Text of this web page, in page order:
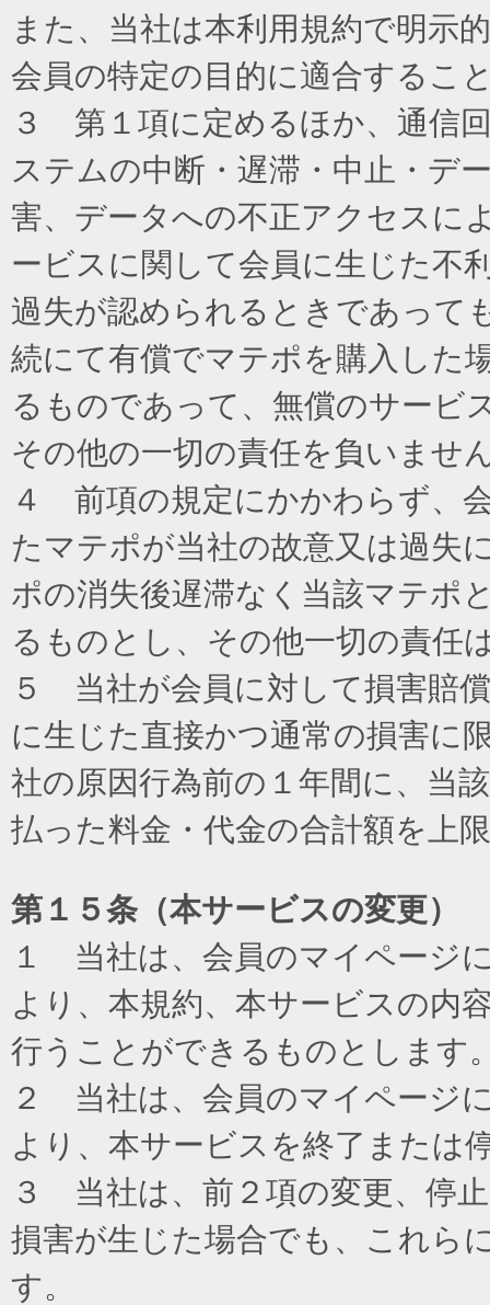
また、当社は本利用規約で明示
会員の特定の目的に適合するこ
３ 第１項に定めるほか、通信
ステムの中断・遅滞・中止・デ
害、データへの不正アクセスに
ービスに関して会員に生じた不
過失が認められるときであって
続にて有償でマテポを購入した
るものであって、無償のサービ
その他の一切の責任を負いませ
４ 前項の規定にかかわらず、
たマテポが当社の故意又は過失
ポの消失後遅滞なく当該マテポ
るものとし、その他一切の責任
５ 当社が会員に対して損害賠
に生じた直接かつ通常の損害に
社の原因行為前の１年間に、当
払った料金・代金の合計額を上
第１５条（本サービスの変更）
１ 当社は、会員のマイページ
より、本規約、本サービスの内
行うことができるものとします
２ 当社は、会員のマイページ
より、本サービスを終了または
３ 当社は、前２項の変更、停
損害が生じた場合でも、これら
す。